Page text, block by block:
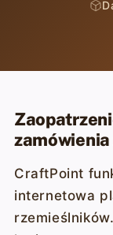
CraftPoint
internetowa